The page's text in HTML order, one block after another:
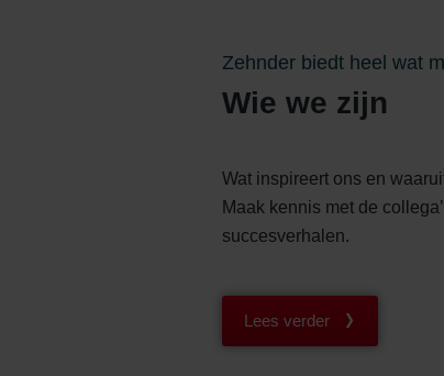
Zehnder
Zehnder biedt heel wat
Wie we zijn
Wat inspireert ons en
Maak kennis met de
succesverhalen.
Lees verder